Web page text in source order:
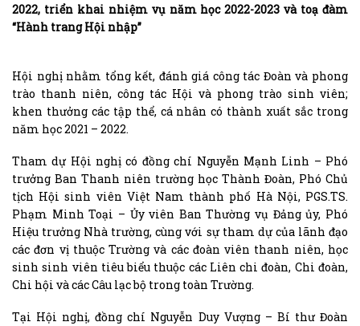
2022, triển khai nhiệm vụ năm học 2022-2023 và toạ đàm
“Hành trang Hội nhập”
Hội nghị nhằm tổng kết, đánh giá công tác Đoàn và phong
trào thanh niên, công tác Hội và phong trào sinh viên;
khen thưởng các tập thể, cá nhân có thành xuất sắc trong
năm học 2021 – 2022.
Tham dự Hội nghị có đồng chí Nguyễn Mạnh Linh – Phó
trưởng Ban Thanh niên trường học Thành Đoàn, Phó Chủ
tịch Hội sinh viên Việt Nam thành phố Hà Nội, PGS.TS.
Phạm Minh Toại – Ủy viên Ban Thường vụ Đảng ủy, Phó
Hiệu trưởng Nhà trường, cùng với sự tham dự của lãnh đạo
các đơn vị thuộc Trường và các đoàn viên thanh niên, học
sinh sinh viên tiêu biểu thuộc các Liên chi đoàn, Chi đoàn,
Chi hội và các Câu lạc bộ trong toàn Trường.
Tại Hội nghị, đồng chí Nguyễn Duy Vượng – Bí thư Đoàn